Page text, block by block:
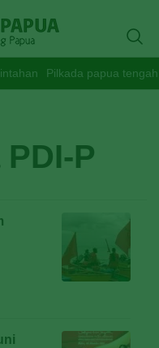
Pilkada papua tengah
P